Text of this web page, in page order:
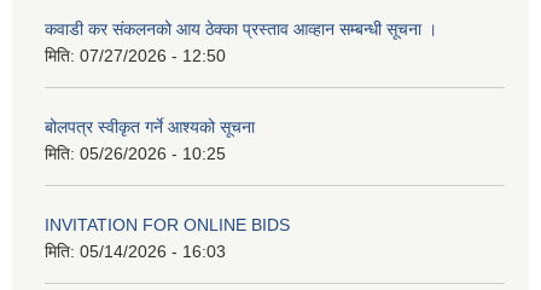
कवाडी कर संकलनको आय ठेक्का प्रस्ताव आव्हान सम्बन्धी सूचना ।
मिति: 07/27/2026 - 12:50
बोलपत्र स्वीकृत गर्ने आश्यको सूचना
मिति: 05/26/2026 - 10:25
INVITATION FOR ONLINE BIDS
मिति: 05/14/2026 - 16:03